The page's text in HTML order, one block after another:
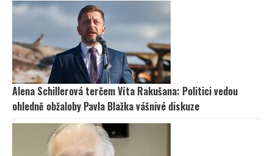
Alena Schillerová terčem Víta Rakušana: Politici vedou
ohledně obžaloby Pavla Blažka vášnivé diskuze